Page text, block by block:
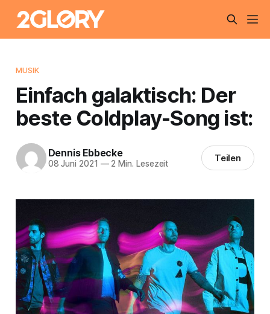
MUSIK
Einfach galaktisch: Der
beste Coldplay-Song ist:
Dennis Ebbecke
08 Juni 2021 —2 Min. Lesezeit Teilen